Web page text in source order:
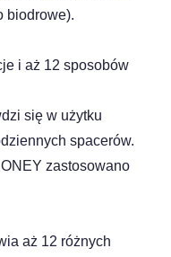
biodrowe).
i aż 12 sposobów
się w użytku
spacerów.
zastosowano
aż 12 różnych